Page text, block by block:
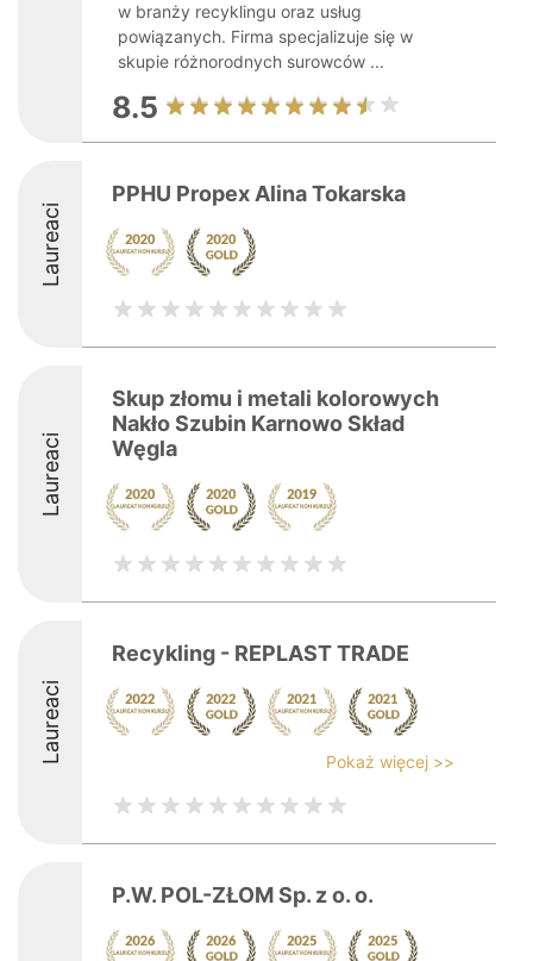
w branży recyklingu oraz usług
powiązanych. Firma specjalizuje się w
skupie różnorodnych surowców ...
8.5
Laureaci
PPHU Propex Alina Tokarska
Laureaci
Skup złomu i metali kolorowych
Nakło Szubin Karnowo Skład
Węgla
Laureaci
Recykling - REPLAST TRADE
Pokaż więcej >>
P.W. POL-ZŁOM Sp. z o. o.